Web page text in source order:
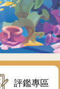
評鑑專區